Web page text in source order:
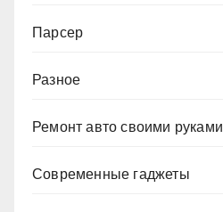
Парсер
Разное
Ремонт авто своими руками
Современные гаджеты